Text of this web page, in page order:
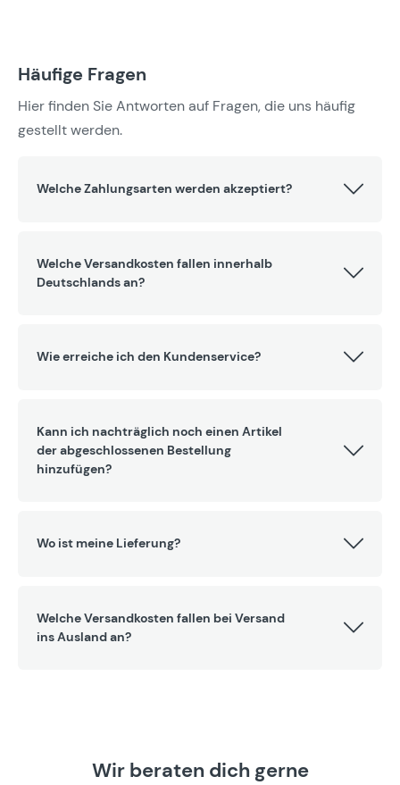
Häufige Fragen
Hier finden Sie Antworten auf Fragen, die uns häufig
gestellt werden.
Welche Zahlungsarten werden akzeptiert?
Welche Versandkosten fallen innerhalb
Deutschlands an?
Wie erreiche ich den Kundenservice?
Kann ich nachträglich noch einen Artikel
der abgeschlossenen Bestellung
hinzufügen?
Wo ist meine Lieferung?
Welche Versandkosten fallen bei Versand
ins Ausland an?
Wir beraten dich gerne